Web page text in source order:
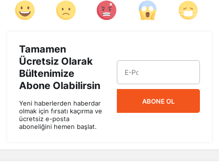
Tamamen
Ücretsiz Olarak
Bültenimize
Abone Olabilirsin
Yeni haberlerden haberdar
olmak için fırsatı kaçırma ve
ücretsiz e-posta
aboneliğini hemen başlat.
ABONE OL